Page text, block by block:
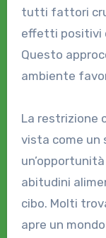
tutti fattori
effetti positivi
Questo
ambiente
La restrizione
vista come un
abitudini
cibo. Molti
apre un